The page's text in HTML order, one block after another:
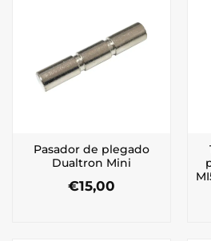
Pasador de plegado
Dualtron Mini
€15,00